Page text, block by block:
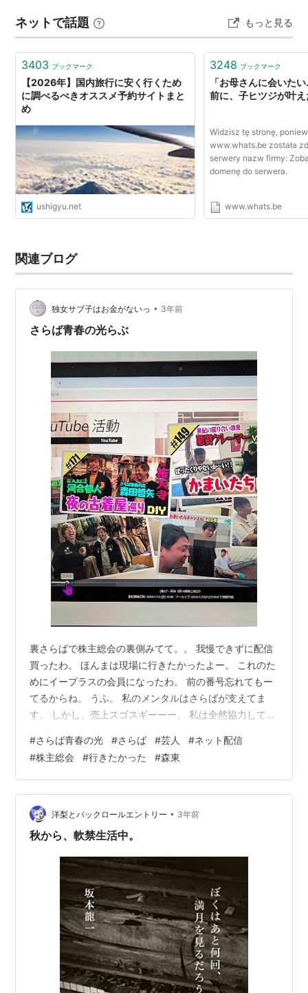
eve.hatenabl…
ネットで話題 もっと見る
3403 ブックマーク
【2026年】国内旅行に安く行くため
に調べるべきオススメ予約サイトまと
め
ushigyu.net
3248 ブックマーク
「お母さんに会いた
前に、子ヒツジが叶
Widzisz tę stronę,
www.whats.be została
serwery nazw firmy:
domenę do serwera.
www.whats.be
関連ブログ
独女サブ子はお金がないっ • 3年前
さらば青春の光らぶ
裏さらばで株主総会の裏側みてて。。 我慢できずに配信
買ったわ。 ほんまは現場に行きたかったよー。 これのた
めにイープラスの会員になったわ。 前の番号忘れてもー
てるからね。 うふ。 私のメンタルはさらばが支えてま
す。 しかし、売上スゴスギーーー。 私は全然協力してま
お一人様ですけど。 なんか知らんけど、さらばのファン
って言いづらい(*^^*) めっちゃめちゃ好きやねんけど
な。
#さらば青春の光 #さらば #芸人 #ネット配信
#株主総会 #行きたかった #森東
洋梨とバックロールエントリー • 3年前
秋から、軟禁生活中。